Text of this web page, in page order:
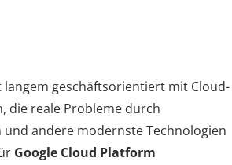
langem geschäftsorientiert mit Cloud-
die reale Probleme durch
und andere modernste Technologien
Google Cloud Platform